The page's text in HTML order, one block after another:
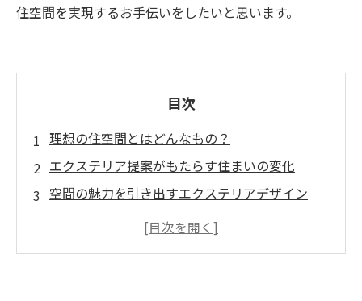
住空間を実現するお手伝いをしたいと思います。
目次
理想の住空間とはどんなもの？
エクステリア提案がもたらす住まいの変化
空間の魅力を引き出すエクステリアデザイン
シンプルで美しい住空間を創るエクステリアア